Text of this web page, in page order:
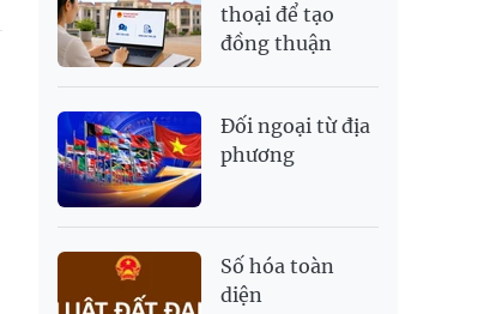
thoại để tạo
đồng thuận
Đối ngoại từ địa
phương
Số hóa toàn
diện